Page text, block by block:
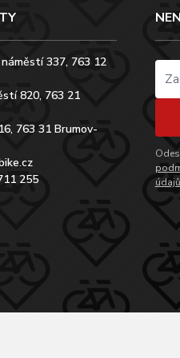
337, 763 12
820, 763 21
763 31 Brumov-
255
údajů